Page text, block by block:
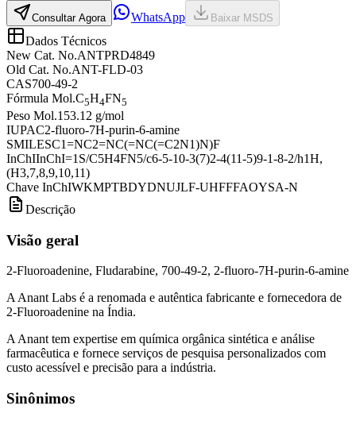
Consultar Agora WhatsApp Baixar MSDS
Dados Técnicos
New Cat. No.ANTPRD4849
Old Cat. No.ANT-FLD-03
CAS700-49-2
Fórmula Mol.C5H4FN5
Peso Mol.153.12 g/mol
IUPAC2-fluoro-7H-purin-6-amine
SMILESC1=NC2=NC(=NC(=C2N1)N)F
InChIInChI=1S/C5H4FN5/c6-5-10-3(7)2-4(11-5)9-1-8-2/h1H,
(H3,7,8,9,10,11)
Chave InChIWKMPTBDYDNUJLF-UHFFFAOYSA-N
Descrição
Visão geral
2-Fluoroadenine, Fludarabine, 700-49-2, 2-fluoro-7H-purin-6-amine
A Anant Labs é a renomada e autêntica fabricante e fornecedora de
2-Fluoroadenine na Índia.
A Anant tem expertise em química orgânica sintética e análise
farmacêutica e fornece serviços de pesquisa personalizados com
custo acessível e precisão para a indústria.
Sinônimos